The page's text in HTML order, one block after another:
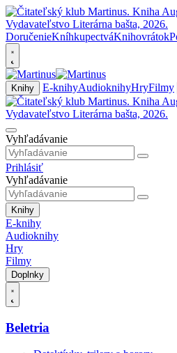
DoručenieKníhkupectváKnihovrátok
Knihy E-knihyAudioknihyHryFilmy
Vyhľadávanie
Prihlásiť
Vyhľadávanie
Knihy
E-knihy
Audioknihy
Hry
Filmy
Doplnky
Beletria